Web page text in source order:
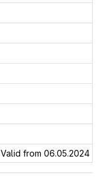
Valid from 06.05.2024